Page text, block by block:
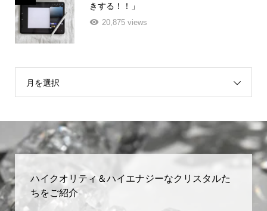
きする！！」
20,875 views
月を選択
ハイクオリティ＆ハイエナジーなクリスタルた
ちをご紹介